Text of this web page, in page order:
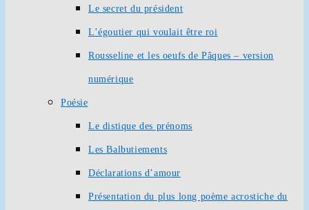
Le secret du président
L’égoutier qui voulait être roi
Rousseline et les oeufs de Pâques – version
numérique
Poésie
Le distique des prénoms
Les Balbutiements
Déclarations d’amour
Présentation du plus long poème acrostiche du